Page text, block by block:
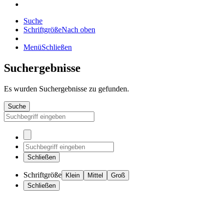
Suche
SchriftgrößeNach oben
MenüSchließen
Suchergebnisse
Es wurden Suchergebnisse zu gefunden.
Suche
Schließen
Schriftgröße Klein Mittel
Groß
Schließen